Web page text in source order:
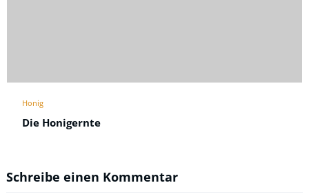
Honig
Die Honigernte
Schreibe einen Kommentar